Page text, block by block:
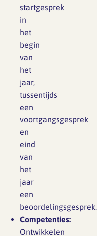
startgesprek
in
het
begin
van
het
jaar,
tussentijds
een
voortgangsgesprek
en
eind
van
het
jaar
een
beoordelingsgesprek.
Competenties:
Ontwikkelen